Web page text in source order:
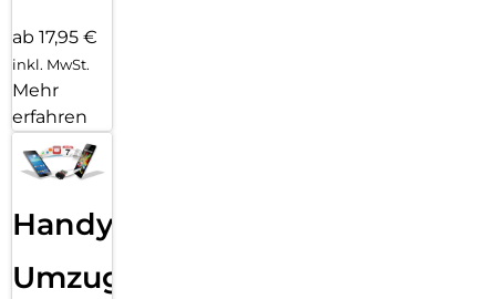
ab 17,95 €
inkl. MwSt.
Mehr
erfahren
Handy
Umzug